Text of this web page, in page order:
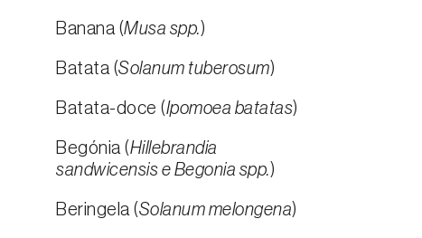
Banana (Musa spp.)
Batata (Solanum tuberosum)
Batata-doce (Ipomoea batatas)
Begónia (Hillebrandia
sandwicensis e Begonia spp.)
Beringela (Solanum melongena)